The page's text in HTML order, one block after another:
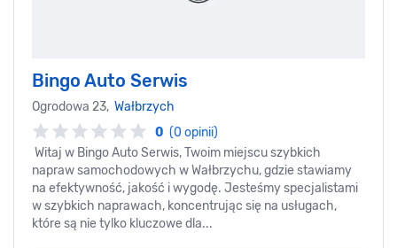
Bingo Auto Serwis
Ogrodowa 23, Wałbrzych
0 (0 opinii)
Witaj w Bingo Auto Serwis, Twoim miejscu szybkich
napraw samochodowych w Wałbrzychu, gdzie stawiamy
na efektywność, jakość i wygodę. Jesteśmy specjalistami
w szybkich naprawach, koncentrując się na usługach,
które są nie tylko kluczowe dla...